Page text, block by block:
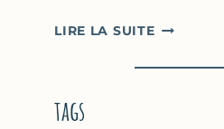
LIRE LA SUITETERRINE
YAOURT
tags